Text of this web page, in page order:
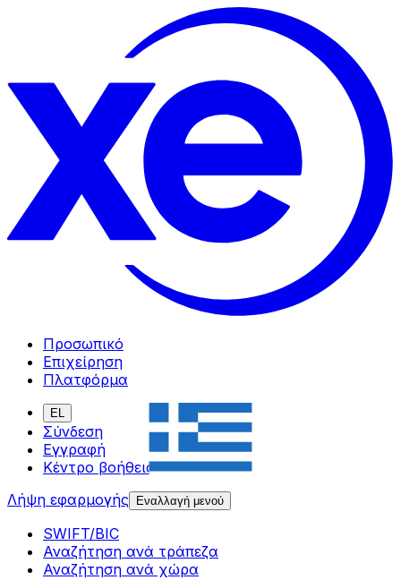
Προσωπικό
Επιχείρηση
Πλατφόρμα
EL
Σύνδεση
Εγγραφή
Κέντρο βοήθειας
Λήψη εφαρμογής
Εναλλαγή μενού
SWIFT/BIC
Αναζήτηση ανά τράπεζα
Αναζήτηση ανά χώρα